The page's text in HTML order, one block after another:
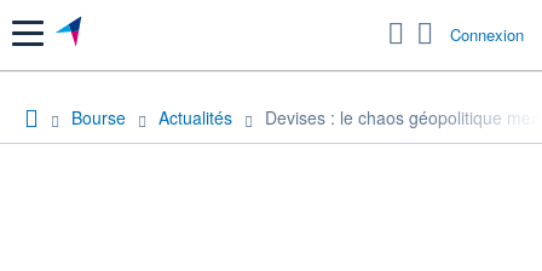
Menu Connexion
Bourse Actualités Devises : le chaos géopolitique